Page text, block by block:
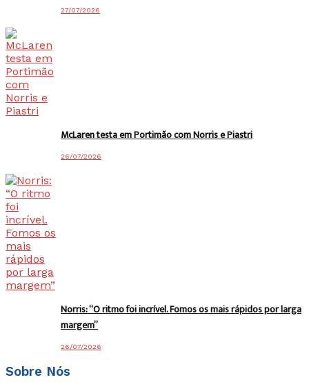
27/07/2026
McLaren testa em Portimão com Norris e Piastri
26/07/2026
Norris: “O ritmo foi incrível. Fomos os mais rápidos por larga
margem”
26/07/2026
Sobre Nós